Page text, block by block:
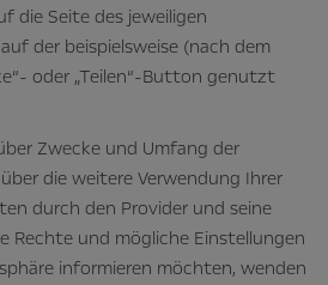
die Seite des jeweiligen
der beispielsweise (nach dem
oder „Teilen“-Button genutzt
Zwecke und Umfang der
die weitere Verwendung Ihrer
durch den Provider und seine
Rechte und mögliche Einstellungen
informieren möchten, wenden